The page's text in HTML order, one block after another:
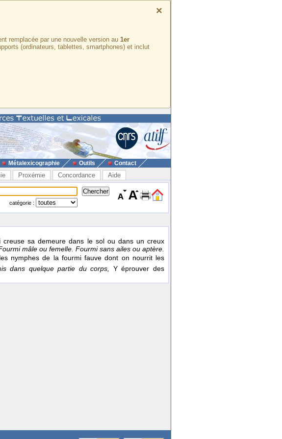
×
remplacée par une nouvelle version au 1er
(ordinateurs, tablettes, smartphones) et inclut
Métalexicographie Outils Contact
Proxémie Concordance Aide
catégorie :
sa demeure dans le sol ou dans un creux
mâle ou femelle. Fourmi sans ailes ou aptère.
nymphes de la fourmi fauve dont on nourrit les
dans quelque partie du corps, Y éprouver des